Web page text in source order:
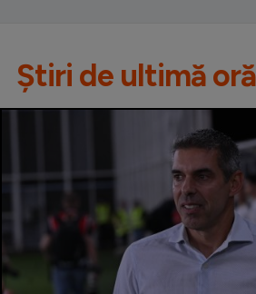
Știri de ultimă